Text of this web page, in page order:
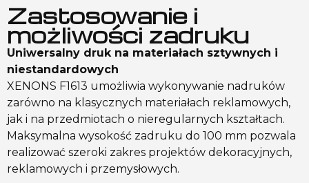
Zastosowanie i
możliwości zadruku
Uniwersalny druk na materiałach sztywnych i
niestandardowych
XENONS F1613 umożliwia wykonywanie nadruków
zarówno na klasycznych materiałach reklamowych,
jak i na przedmiotach o nieregularnych kształtach.
Maksymalna wysokość zadruku do 100 mm pozwala
realizować szeroki zakres projektów dekoracyjnych,
reklamowych i przemysłowych.